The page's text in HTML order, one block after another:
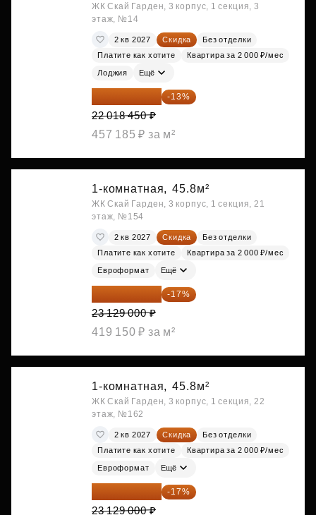
ЖК Скай Гарден, 3 корпус, 1 секция, 3
этаж, №14
2 кв 2027 Скидка
Без отделки
Платите как хотите
Квартира за 2 000 ₽/мес
Лоджия Ещё
19 156 052 ₽ -13%
22 018 450 ₽
457 185 ₽ за м²
1-комнатная, 45.8м²
ЖК Скай Гарден, 3 корпус, 1 секция, 21
этаж, №154
2 кв 2027 Скидка
Без отделки
Платите как хотите
Квартира за 2 000 ₽/мес
Евроформат Ещё
19 197 070 ₽ -17%
23 129 000 ₽
419 150 ₽ за м²
1-комнатная, 45.8м²
ЖК Скай Гарден, 3 корпус, 1 секция, 22
этаж, №162
2 кв 2027 Скидка
Без отделки
Платите как хотите
Квартира за 2 000 ₽/мес
Евроформат Ещё
19 197 070 ₽ -17%
23 129 000 ₽